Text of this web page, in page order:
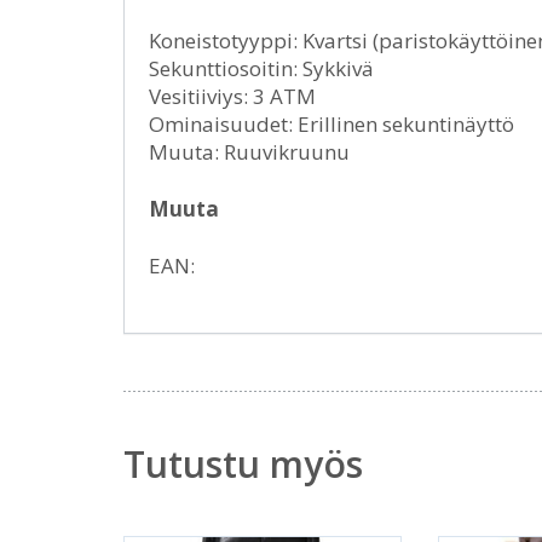
Koneistotyyppi: Kvartsi
Sekunttiosoitin: Sykkivä
Vesitiiviys: 3 ATM
Ominaisuudet: Erillinen sekuntinäyttö
Muuta: Ruuvikruunu
Muuta
EAN:
Tutustu myös